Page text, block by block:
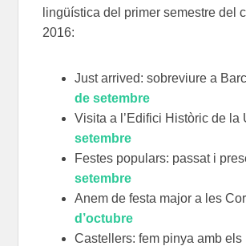
lingüística del primer semestre del
2016:
Just arrived: sobreviure a
de setembre
Visita a l’Edifici Històric de la
setembre
Festes populars: passat i
setembre
Anem de festa major a les
d’octubre
Castellers: fem pinya amb els